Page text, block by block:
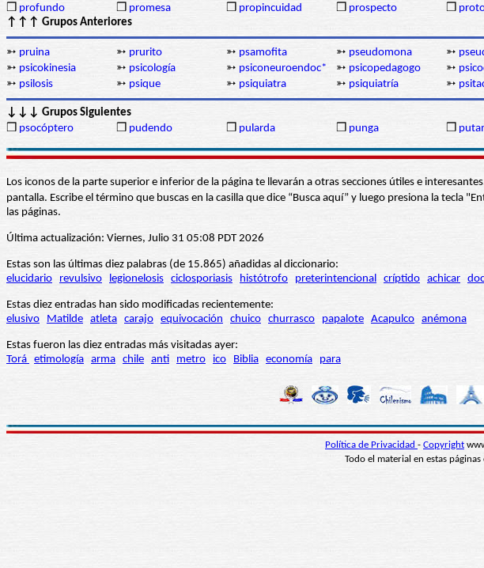
❒ profundo ❒ promesa ❒ propincuidad ❒ prospecto ❒
↑↑↑ Grupos Anteriores
➳ pruina ➳ prurito ➳ psamofita ➳ pseudomona ➳
➳ psicokinesia ➳ psicología ➳ psiconeuroendoc* ➳ psicopedagogo ➳
➳ psilosis ➳ psique ➳ psiquiatra ➳ psiquiatría ➳
↓↓↓ Grupos Siguientes
❒ psocóptero ❒ pudendo ❒ pularda ❒ punga ❒
Los iconos de la parte superior e inferior de la página te llevarán a otras secciones útiles e
pantalla. Escribe el término que buscas en la casilla que dice “Busca aquí” y luego presiona la
las páginas.
Última actualización: Viernes, Julio 31 05:08 PDT 2026
Estas son las últimas diez palabras (de 15.865) añadidas al diccionario:
elucidario
revulsivo legionelosis ciclosporiasis histótrofo preterintencional críptido achicar
Estas diez entradas han sido modificadas recientemente:
elusivo
Matilde atleta carajo equivocación chuico churrasco papalote Acapulco anémona
Estas fueron las diez entradas más visitadas ayer:
Torá etimología arma chile anti metro ico Biblia economía para
Política de Privacidad - Copyright
Todo el material en estas